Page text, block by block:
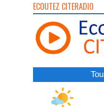
ECOUTEZ CITERADIO